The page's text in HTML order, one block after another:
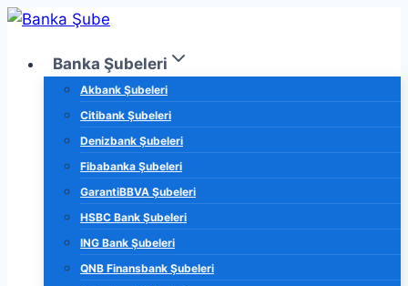
Skip
contentBanka Şubeleri
Akbank Şubeleri
Citibank Şubeleri
Denizbank Şubeleri
Fibabanka Şubeleri
GarantiBBVA Şubeleri
HSBC Bank Şubeleri
ING Bank Şubeleri
QNB Finansbank Şubeleri